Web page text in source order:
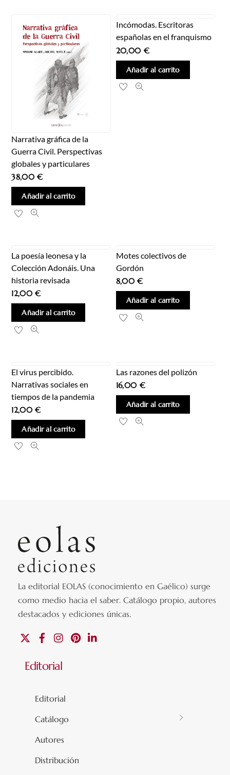
Narrativa gráfica de la
Guerra Civil. Perspectivas
globales y particulares
38,00€
Añadir al carrito
Incómodas. Escritoras
españolas en el franquismo
20,00 €
Añadir al carrito
La poesía leonesa y la
Colección Adonáis. Una
historia revisada
12,00€
Añadir al carrito
Motes colectivos de
Gordón
8,00€
Añadir al carrito
El virus percibido.
Narrativas sociales en
tiempos de la pandemia
12,00€
Añadir al carrito
Las razones del polizón
16,00 €
Añadir al carrito
La editorial EOLAS (conocimiento en Gaélico) surge
como medio hacia el saber.Catálogo propio, autores
destacados y ediciones únicas.
FacebookInstagramPinterest
Editorial
Editorial
Catálogo
Autores
Distribución